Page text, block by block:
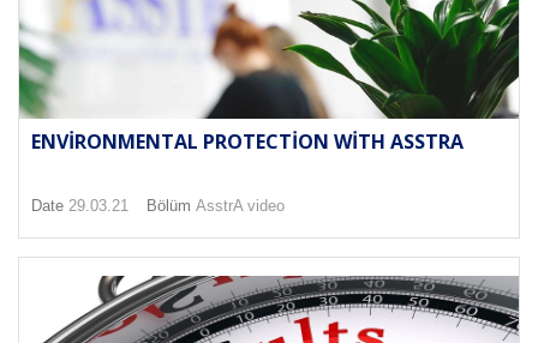
ENVIRONMENTAL PROTECTION WITH ASSTRA
Date 29.03.21 Bölüm AsstrA video